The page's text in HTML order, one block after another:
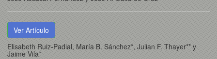
Ver Artículo
Elisabeth Ruiz-Padial, María B. Sánchez*, Julian F. Thayer** y
Jaime Vila*